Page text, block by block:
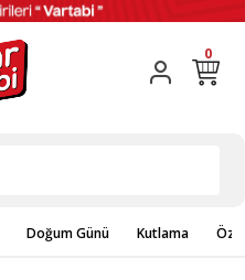
0
Doğum Günü Kutlama